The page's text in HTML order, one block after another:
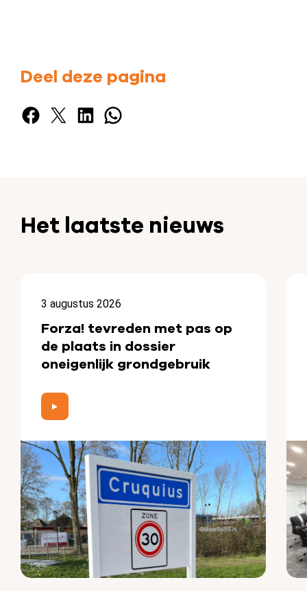
Deel deze pagina
Facebook X LinkedIn WhatsApp
Het laatste nieuws
3 augustus 2026
Forza! tevreden met pas op
de plaats in dossier
oneigenlijk grondgebruik